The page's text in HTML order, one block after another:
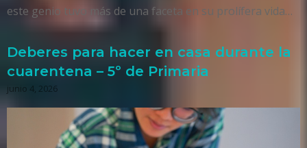
este genio tuvo más de una faceta en su prolífera vida…
Deberes para hacer en casa durante la
cuarentena – 5º de Primaria
junio 4, 2026